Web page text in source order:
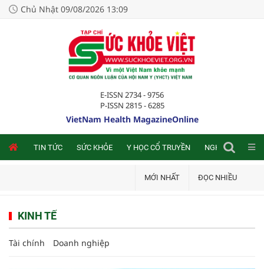
Chủ Nhật 09/08/2026 13:09
E-ISSN 2734 - 9756
P-ISSN 2815 - 6285
VietNam Health MagazineOnline
TIN TỨC SỨC KHỎE Y HỌC CỔ TRUYỀN NGHIÊN CỨU
MỚI NHẤT ĐỌC NHIỀU
KINH TẾ
Tài chính Doanh nghiệp